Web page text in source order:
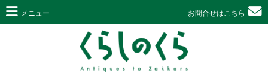
メニュー お問合せはこちら